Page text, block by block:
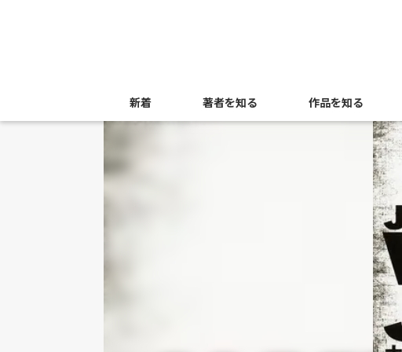
新着 著者を知る 作品を知る